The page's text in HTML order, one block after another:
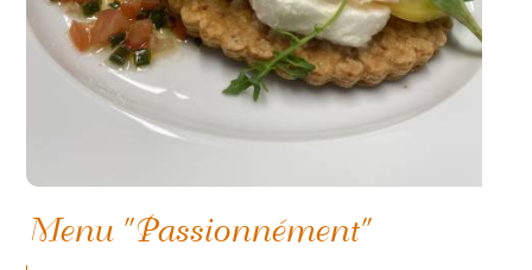
Menu "Passionnément"